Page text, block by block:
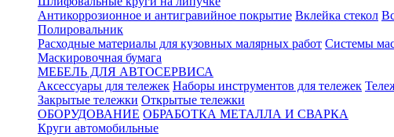
Антикоррозионное и антигравийное покрытие Вклейка стекол
Полировальник
Расходные материалы для кузовных малярных работ Системы
Маскировочная бумага
МЕБЕЛЬ ДЛЯ АВТОСЕРВИСА
Аксессуары для тележек Наборы инструментов для тележек
Закрытые тележки Открытые тележки
ОБОРУДОВАНИЕ ОБРАБОТКА МЕТАЛЛА И СВАРКА
Круги автомобильные